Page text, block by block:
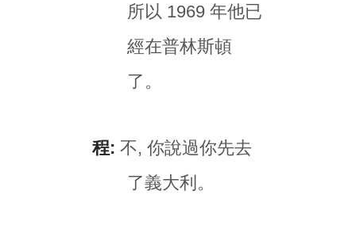
所以 1969 年他已
經在普林斯頓
了。
程: 不, 你說過你先去
了義大利。